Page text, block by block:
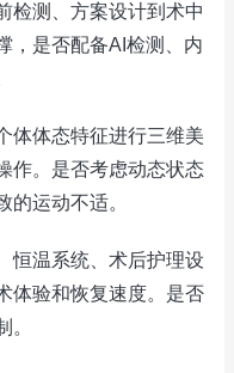
检测、方案设计到术中
，是否配备AI检测、内
体体态特征进行三维美
作。是否考虑动态状态
的运动不适。
恒温系统、术后护理设
体验和恢复速度。是否
。